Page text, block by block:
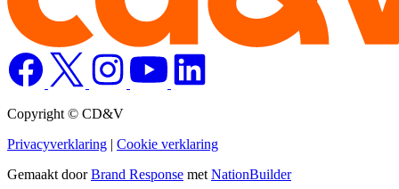
Copyright © CD&V
Privacyverklaring | Cookie verklaring
Gemaakt doorBrand Response met NationBuilder